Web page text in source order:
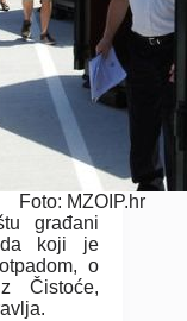
Foto: MZOIP.hr
građani
koji je
o
Čistoće,